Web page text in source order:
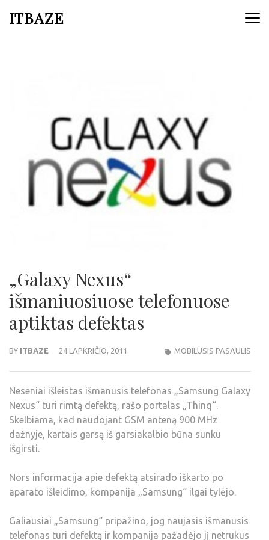
ITBAZE
„Galaxy Nexus“
išmaniuosiuose telefonuose
aptiktas defektas
BY ITBAZE 24 LAPKRIČIO, 2011 MOBILUSIS PASAULIS
Neseniai išleistas išmanusis telefonas „Samsung Galaxy
Nexus“ turi rimtą defektą, rašo portalas „Thinq“.
Skelbiama, kad naudojant GSM anteną 900 MHz
dažnyje, kartais garsą iš garsiakalbio būna sunku
išgirsti.
Nors informacija apie defektą atsirado iškarto po
aparato išleidimo, kompanija „Samsung“ ilgai tylėjo.
Galiausiai „Samsung“ pripažino, jog naujasis išmanusis
telefonas turi defektą ir kompanija pažadėjo jį netrukus